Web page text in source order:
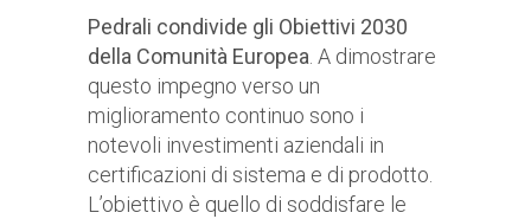
Pedrali condivide gli Obiettivi 2030
della Comunità Europea . A dimostrare
questo impegno verso un
miglioramento continuo sono i
notevoli investimenti aziendali in
certificazioni di sistema e di prodotto.
L’obiettivo è quello di soddisfare le